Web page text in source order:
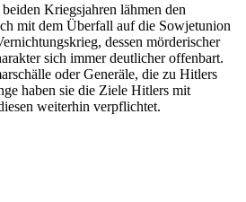
Kriegsjahren lähmen den
mit dem Überfall auf die Sowjetunion
dessen mörderischer
sich immer deutlicher offenbart.
oder Generäle, die zu Hitlers
haben sie die Ziele Hitlers mit
weiterhin verpflichtet.